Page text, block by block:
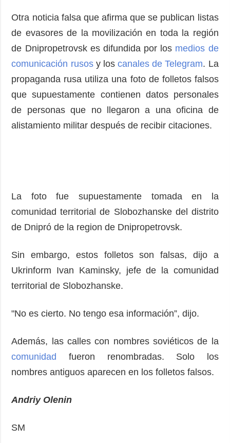
Otra noticia falsa que afirma que se publican listas
de evasores de la movilización en toda la región
de Dnipropetrovsk es difundida por los medios de
comunicación rusosy loscanales de Telegram. La
propaganda rusa utiliza una foto de folletos falsos
que supuestamente contienen datos personales
de personas que no llegaron a una oficina de
alistamiento militar después de recibir citaciones.
La foto fue supuestamente tomada en la
comunidad territorial de Slobozhanske del distrito
de Dnipró de la region de Dnipropetrovsk.
Sin embargo, estos folletos son falsas, dijo a
Ukrinform Ivan Kaminsky, jefe de la comunidad
territorial de Slobozhanske.
"No es cierto. No tengo esa información”, dijo.
Además, las calles con nombres soviéticos de la
comunidad fueron renombradas. Solo los
nombres antiguos aparecen en los folletos falsos.
Andriy Olenin
SM